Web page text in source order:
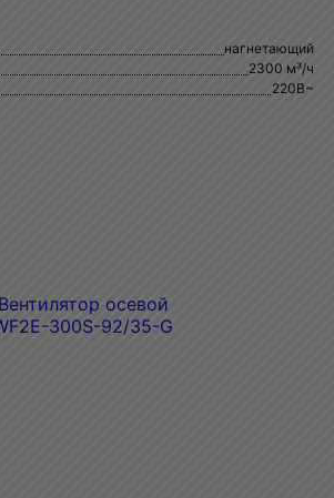
нагнетающий
2300 м³/ч
220В~